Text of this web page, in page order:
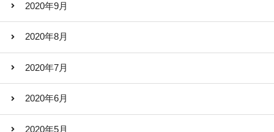
2020年9月
2020年8月
2020年7月
2020年6月
2020年5月